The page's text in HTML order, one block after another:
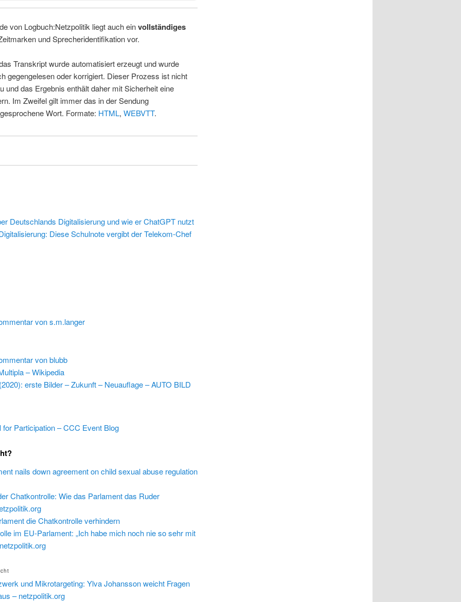
von Logbuch:Netzpolitik liegt auch einvollständiges
und Sprecheridentifikation vor.
Transkript wurde automatisiert erzeugt und wurde
gegengelesen oder korrigiert. Dieser Prozess ist nicht
und das Ergebnis enthält daher mit Sicherheit eine
Im Zweifel gilt immer das in der Sendung
Wort. Formate: HTML, WEBVTT.
Deutschlands Digitalisierung und wie er ChatGPT nutzt
Diese Schulnote vergibt der Telekom-Chef
von s.m.langer
von blubb
– Wikipedia
erste Bilder – Zukunft – Neuauflage – AUTO BILD
for Participation – CCC Event Blog
nails down agreement on child sexual abuse regulation
Chatkontrolle: Wie das Parlament das Ruder
die Chatkontrolle verhindern
im EU-Parlament: „Ich habe mich noch nie so sehr mit
und Mikrotargeting: Ylva Johansson weicht Fragen
– netzpolitik.org